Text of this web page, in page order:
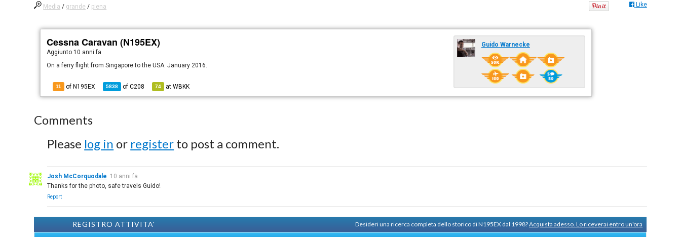
Media / grande / piena Like
Cessna Caravan (N195EX)
Aggiunto 10 anni fa
On a ferry flight from Singapore to the USA. January 2016.
11 of N195EX 5838 ofC208 74 atWBKK
Guido Warnecke
Comments
Please log in or register to post a comment.
Josh McCorquodale 10 anni fa
Thanks for the photo, safe travels Guido!
Report
REGISTRO ATTIVITA' Desideri una ricerca completa dello storico di N195EX dal 1998?Acquista adesso. Lo riceverai entro un'ora